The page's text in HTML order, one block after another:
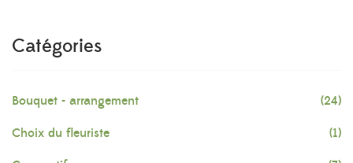
Catégories
Bouquet - arrangement (24)
Choix du fleuriste (1)